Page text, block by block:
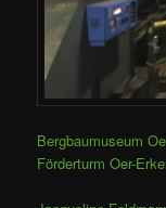
Bergbaumuseum
Förderturm Oer-